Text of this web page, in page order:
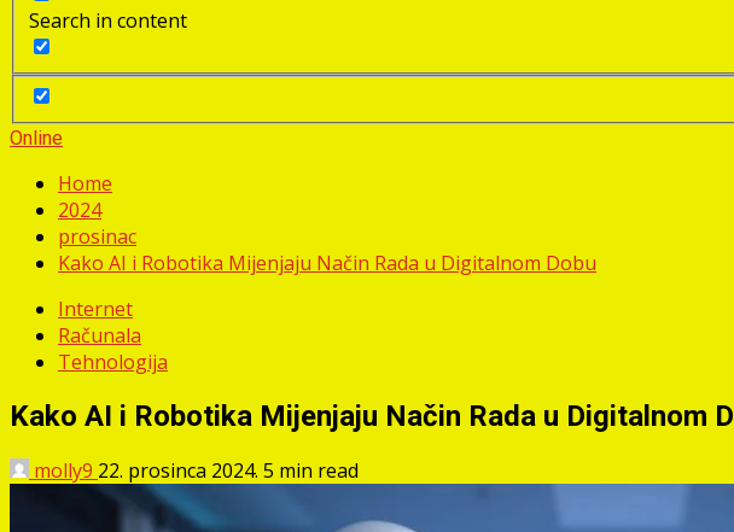
Search in content
Online
Home
2024
prosinac
Kako AI i Robotika Mijenjaju Način Rada u Digitalnom Dobu
Internet
Računala
Tehnologija
Kako AI i Robotika Mijenjaju Način Rada u Digitalnom
molly9 22. prosinca 2024. 5 min read